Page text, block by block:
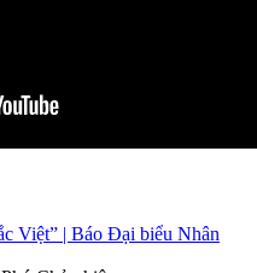
Việt” | Báo Đại biểu Nhân